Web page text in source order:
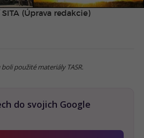
SITA (Úprava redakcie)
použité materiály TASR.
do svojich Google